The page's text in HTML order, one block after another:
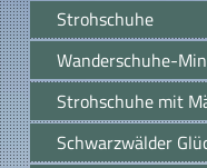
Strohschuhe
Wanderschuhe-
Strohschuhe mit
Schwarzwälder